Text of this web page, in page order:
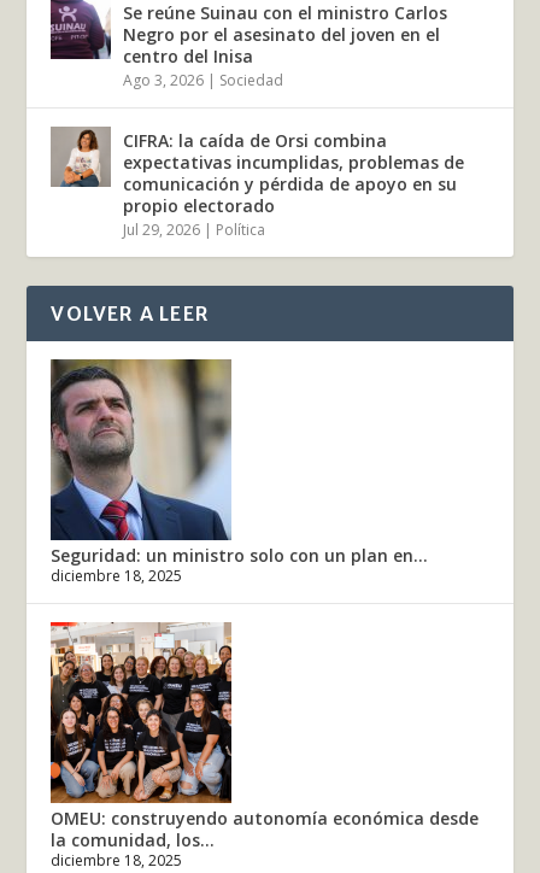
Se reúne Suinau con el ministro Carlos
Negro por el asesinato del joven en el
centro del Inisa
Ago 3, 2026 | Sociedad
CIFRA: la caída de Orsi combina
expectativas incumplidas, problemas de
comunicación y pérdida de apoyo en su
propio electorado
Jul 29, 2026 | Política
VOLVER A LEER
Seguridad: un ministro solo con un plan en...
diciembre 18, 2025
OMEU: construyendo autonomía económica desde
la comunidad, los...
diciembre 18, 2025